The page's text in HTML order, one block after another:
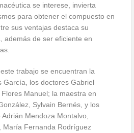
se interese, invierta
para obtener el compuesto en
sus ventajas destaca su
además de ser eficiente en
trabajo se encuentran la
García, los doctores Gabriel
Manuel; la maestra en
Sylvain Bernés, y los
Mendoza Montalvo,
María Fernanda Rodríguez